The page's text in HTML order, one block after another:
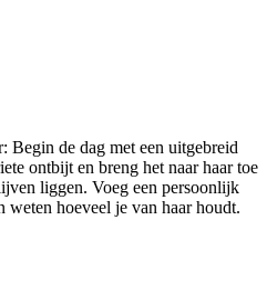
Begin de dag met een uitgebreid
ontbijt en breng het naar haar toe
liggen. Voeg een persoonlijk
weten hoeveel je van haar houdt.